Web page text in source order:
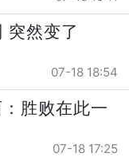
突然变了
07-18 18:54
胜败在此一
07-18 17:25